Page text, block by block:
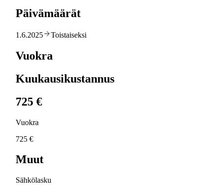
Päivämäärät
1.6.2025 Toistaiseksi
Vuokra
Kuukausikustannus
725 €
Vuokra
725 €
Muut
Sähkölasku